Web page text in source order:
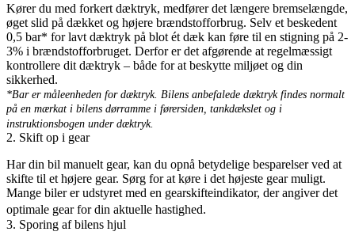
Kører du med forkert dæktryk, medfører det længere bremselængde,
øget slid på dækket og højere brændstofforbrug. Selv et beskedent
0,5 bar* for lavt dæktryk på blot ét dæk kan føre til en stigning på 2-
3% i brændstofforbruget. Derfor er det afgørende at regelmæssigt
kontrollere dit dæktryk – både for at beskytte miljøet og din
sikkerhed.
*Bar er måleenheden for dæktryk. Bilens anbefalede dæktryk findes normalt
på en mærkat i bilens dørramme i førersiden, tankdækslet og i
instruktionsbogen under dæktryk.
2. Skift op i gear
Har din bil manuelt gear, kan du opnå betydelige besparelser ved at
skifte til et højere gear. Sørg for at køre i det højeste gear muligt.
Mange biler er udstyret med en gearskifteindikator, der angiver det
optimale gear for din aktuelle hastighed.
3. Sporing af bilens hjul